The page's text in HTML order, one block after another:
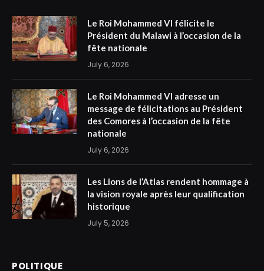
Le Roi Mohammed VI félicite le
Président du Malawi à l’occasion de la
fête nationale
July 6, 2026
Le Roi Mohammed VI adresse un
message de félicitations au Président
des Comores à l’occasion de la fête
nationale
July 6, 2026
Les Lions de l’Atlas rendent hommage à
la vision royale après leur qualification
historique
July 5, 2026
POLITIQUE